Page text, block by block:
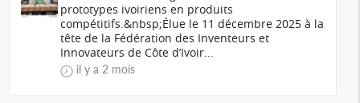
prototypes ivoiriens en produits
compétitifs.&nbsp;Élue le 11 décembre 2025 à la
tête de la Fédération des Inventeurs et
Innovateurs de Côte d’Ivoir...
il y a 2 mois